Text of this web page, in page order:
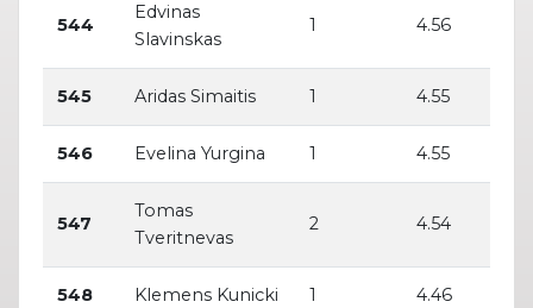
544
Edvinas
Slavinskas
1 4.56
545 Aridas Simaitis 1 4.55
546 Evelina Yurgina 1 4.55
547
Tomas
Tveritnevas
2 4.54
548 Klemens Kunicki 1 4.46